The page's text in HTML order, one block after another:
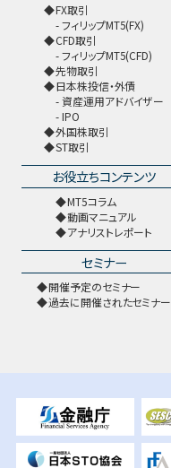
FX取引
フィリップMT5(FX)
CFD取引
フィリップMT5(CFD)
先物取引
日本株投信・外債
資産運用アドバイザー
IPO
外国株取引
ST取引
お役立ちコンテンツ
MT5コラム
動画マニュアル
アナリストレポート
セミナー
開催予定のセミナー
過去に開催されたセミナー